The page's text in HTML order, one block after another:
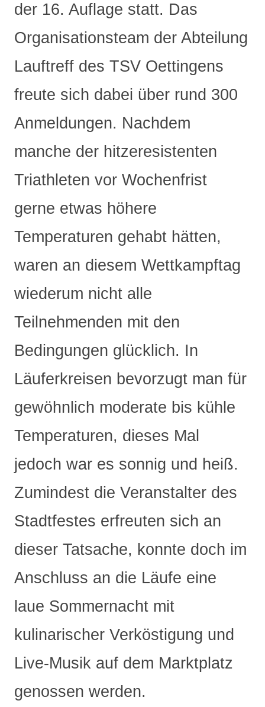
der 16. Auflage statt. Das
Organisationsteam der Abteilung
Lauftreff des TSV Oettingens
freute sich dabei über rund 300
Anmeldungen. Nachdem
manche der hitzeresistenten
Triathleten vor Wochenfrist
gerne etwas höhere
Temperaturen gehabt hätten,
waren an diesem Wettkampftag
wiederum nicht alle
Teilnehmenden mit den
Bedingungen glücklich. In
Läuferkreisen bevorzugt man für
gewöhnlich moderate bis kühle
Temperaturen, dieses Mal
jedoch war es sonnig und heiß.
Zumindest die Veranstalter des
Stadtfestes erfreuten sich an
dieser Tatsache, konnte doch im
Anschluss an die Läufe eine
laue Sommernacht mit
kulinarischer Verköstigung und
Live-Musik auf dem Marktplatz
genossen werden.